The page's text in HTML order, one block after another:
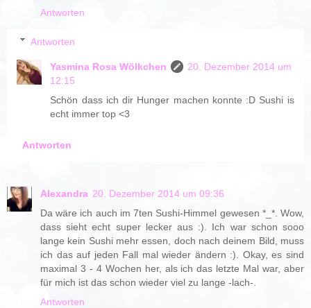
Antworten
Antworten
Yasmina Rosa Wölkchen
20. Dezember 2014 um
12:15
Schön dass ich dir Hunger machen konnte :D Sushi is
echt immer top <3
Antworten
Alexandra 20. Dezember 2014 um 09:36
Da wäre ich auch im 7ten Sushi-Himmel gewesen *_*. Wow,
dass sieht echt super lecker aus :). Ich war schon sooo
lange kein Sushi mehr essen, doch nach deinem Bild, muss
ich das auf jeden Fall mal wieder ändern :). Okay, es sind
maximal 3 - 4 Wochen her, als ich das letzte Mal war, aber
für mich ist das schon wieder viel zu lange -lach-.
Antworten